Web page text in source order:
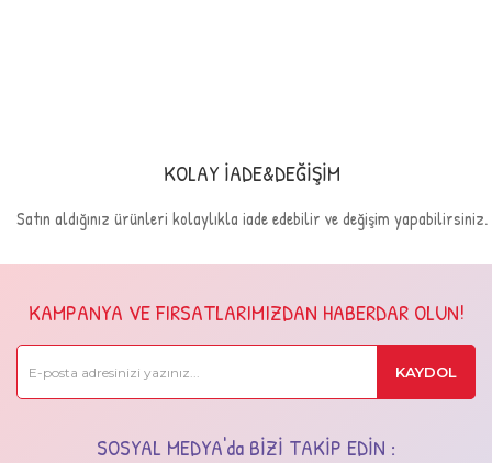
KOLAY İADE&DEĞİŞİM
Satın aldığınız ürünleri kolaylıkla iade edebilir ve değişim yapabilirsiniz.
KAMPANYA VE FIRSATLARIMIZDAN HABERDAR OLUN!
KAYDOL
SOSYAL MEDYA'da BİZİ TAKİP EDİN :